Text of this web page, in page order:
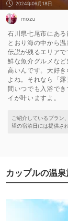
2024年06月18日
mozu
石川県七尾市にあ
とおり海の中から
伝説が残るエリア
鮮な魚介グルメな
高いんです。大好
よね。それなら「
間いつでも入浴で
イが叶いますよ。
カップルの温